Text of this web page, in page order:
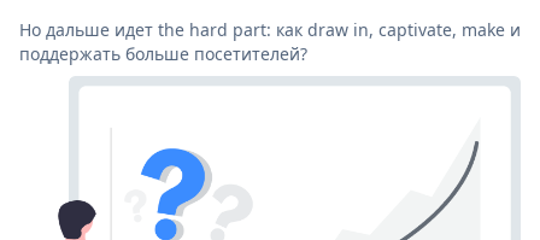
Но дальше идет the hard part: как draw in, captivate, make и
поддержать больше посетителей?